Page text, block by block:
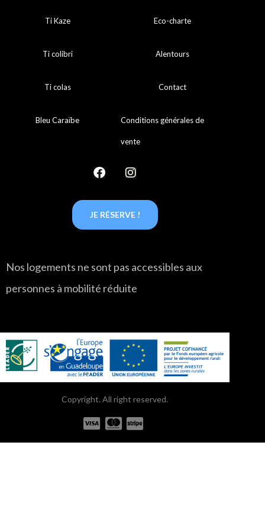
Ti Kaze
Ti colibri
Ti colas
Bleu Caraïbe
Eco-charte
Alentours
Contact
Conditions générales de
vente
JE RÉSERVE !
Nos logements ne sont pas accessibles aux
personnes à mobilité réduite
Copyright. All right reserved.